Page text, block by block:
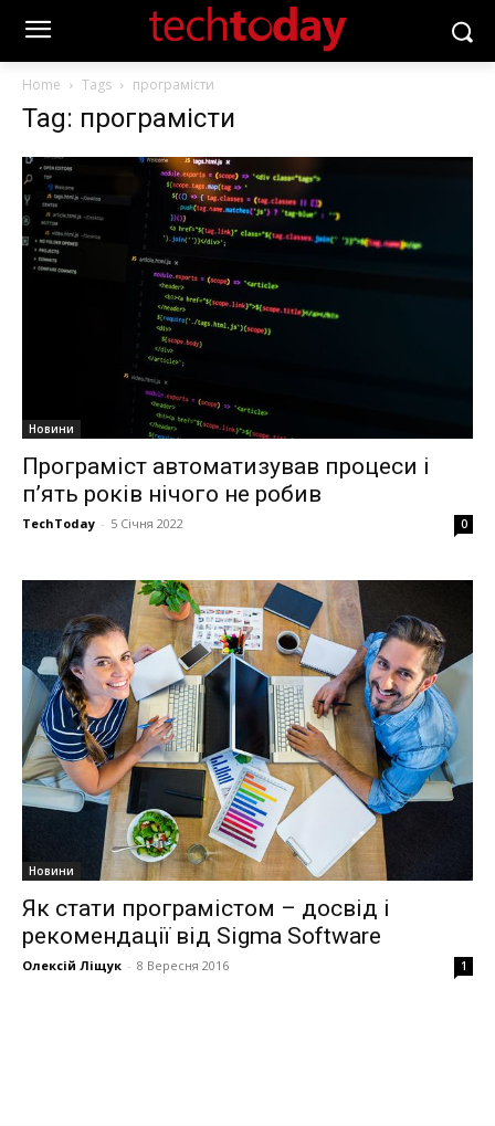
Home Tags програмісти
Tag: програмісти
Новини
Програміст автоматизував процеси і
п’ять років нічого не робив
TechToday - 5 Січня 2022 0
Новини
Як стати програмістом – досвід і
рекомендації від Sigma Software
Олексій Ліщук - 8 Вересня 2016 1